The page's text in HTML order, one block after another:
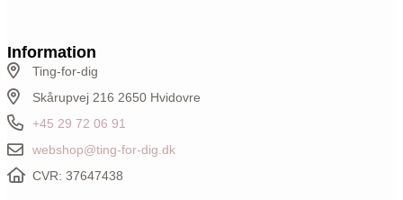
Information
Ting-for-dig
Skårupvej 216 2650 Hvidovre
+45 29 72 06 91
webshop@ting-for-dig.dk
CVR: 37647438